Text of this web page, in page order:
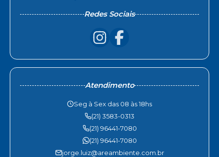
Redes Sociais
Atendimento
Seg à Sex das 08 às 18hs
(21) 3583-0313
(21) 96441-7080
(21) 96441-7080
jorge.luiz@areambiente.com.br